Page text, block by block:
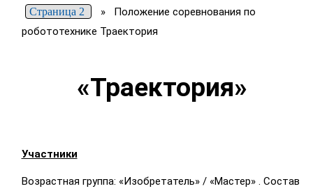
Страница 2 » Положение соревнования по
робототехнике Траектория
«Траектория»
Участники
Возрастная группа: «Изобретатель» / «Мастер» . Состав